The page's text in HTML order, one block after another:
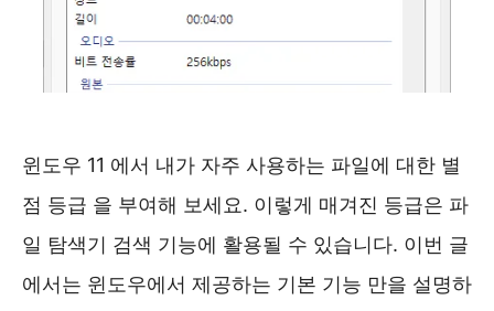
윈도우 11 에서 내가 자주 사용하는 파일에 대한 별
점 등급 을 부여해 보세요. 이렇게 매겨진 등급은 파
일 탐색기 검색 기능에 활용될 수 있습니다. 이번 글
에서는 윈도우에서 제공하는 기본 기능 만을 설명하